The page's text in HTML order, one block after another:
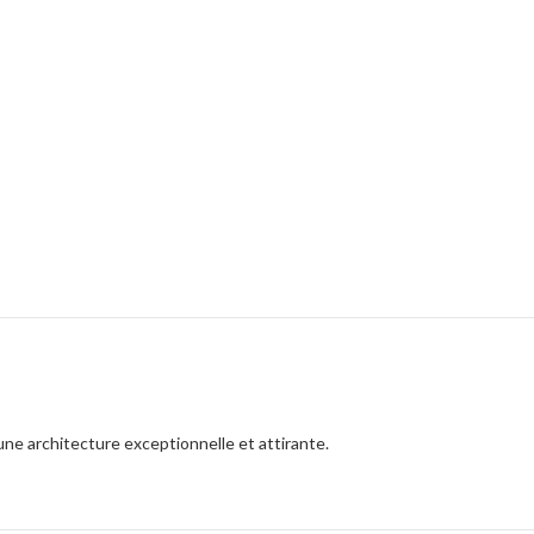
architecture exceptionnelle et attirante.